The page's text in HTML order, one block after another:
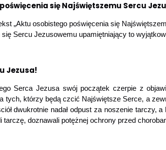
się Najświętszemu Sercu
„Aktu osobistego poświęcenia się
Sercu Jezusowemu upamiętniający to
Jezusa!
Serca Jezusa swój początek czerpie z
tych, którzy będą czcić Najświętsze Serce, a
dwukrotnie nadał odpust za noszenie tarczy,
tarczę, doznawali potężnej ochrony przed